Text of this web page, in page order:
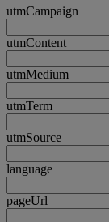
utmCampaign
utmContent
utmMedium
utmTerm
utmSource
language
pageUrl